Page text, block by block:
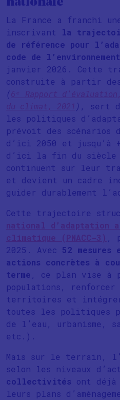
nationale
La France a franchi
inscrivant la
de référence pour
code de l’environnement
janvier 2026. Cette
construite à partir des
(6ᵉ Rapport
du climat, 2021 ) , sert
les politiques
prévoit des scénarios
d’ici 2050 et jusqu’à
d’ici la fin du siècle
continuent sur leur
et devient un cadre
guider durablement
Cette trajectoire
national d’adaptation
climatique (PNACC-3) ,
2025. Avec 52 mesures
actions concrètes à
terme , ce plan vise à
populations,
territoires et intégrer
toutes les politiques
de l’eau, urbanisme,
etc.).
Mais sur le terrain,
selon les niveaux
collectivités ont déjà
leurs plans